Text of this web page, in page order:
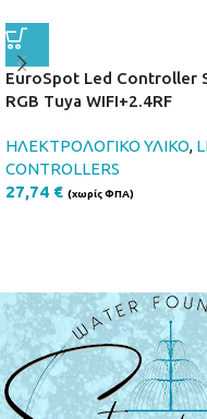
EuroSpot Led Controller
RGB Tuya WIFI+2.4RF
ΗΛΕΚΤΡΟΛΟΓΙΚΟ ΥΛΙΚΟ,
CONTROLLERS
27,74 € (χωρίς ΦΠΑ)